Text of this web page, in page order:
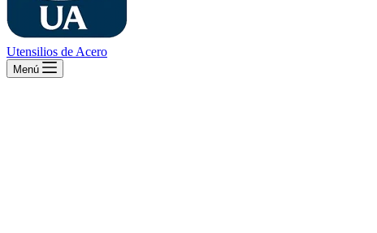
Utensilios de Acero
Menú